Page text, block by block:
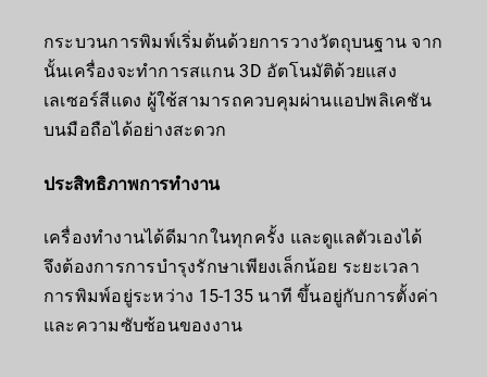
กระบวนการพิมพ์เริ่มต้นด้วยการวางวัตถุบนฐาน จาก
นั้นเครื่องจะทำการสแกน 3D อัตโนมัติด้วยแสง
เลเซอร์สีแดง ผู้ใช้สามารถควบคุมผ่านแอปพลิเคชัน
บนมือถือได้อย่างสะดวก
ประสิทธิภาพการทำงาน
เครื่องทำงานได้ดีมากในทุกครั้ง และดูแลตัวเองได้
จึงต้องการการบำรุงรักษาเพียงเล็กน้อย ระยะเวลา
การพิมพ์อยู่ระหว่าง 15-135 นาที ขึ้นอยู่กับการตั้งค่า
และความซับซ้อนของงาน